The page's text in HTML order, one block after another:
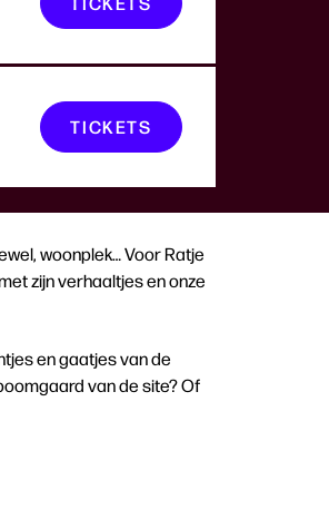
TICKETS
woonplek… Voor Ratje
zijn verhaaltjes en onze
en gaatjes van de
van de site? Of